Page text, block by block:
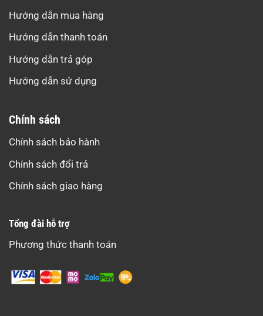
Hướng dẫn mua hàng
Hướng dẫn thanh toán
Hướng dẫn trả góp
Hướng dẫn sử dụng
Chính sách
Chính sách bảo hành
Chính sách đổi trả
Chính sách giao hàng
Tổng đài hỗ trợ
Phương thức thanh toán